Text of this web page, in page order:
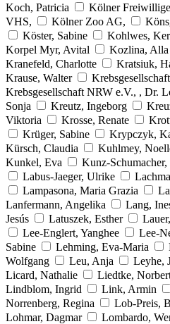
Koch, Patricia
Kölner
VHS,
Kölner Zoo AG,
Köster, Sabine
Kohlwes,
Korpel Myr, Avital
Kozlina, Alla
Kranefeld, Charlotte
Kratsiuk,
Krause, Walter
Krebsgesellschaft NRW e.V., , Dr.
Sonja
Kreutz, Ingeborg
Viktoria
Krosse, Renate
Krüger, Sabine
Krypczyk,
Kürsch, Claudia
Kuhlmey,
Kunkel, Eva
Kunz-
Labus-Jaeger, Ulrike
Lampasona, Maria Grazia
Lanfermann, Angelika
Lang,
Jesús
Latuszek, Esther
Lee-Englert, Yanghee
Lee-
Sabine
Lehming, Eva-Maria
Wolfgang
Leu, Anja Leyhe,
Licard, Nathalie
Liedtke,
Lindblom, Ingrid
Link, Armin
Norrenberg, Regina
Lob-Preis,
Lohmar, Dagmar
Lombardo,